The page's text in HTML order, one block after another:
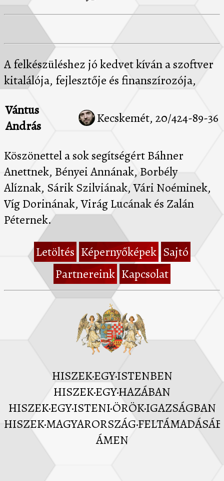
A felkészüléshez jó kedvet kíván a szoftver
kitalálója, fejlesztője és finanszírozója,
Vántus
András
Kecskemét, 20/424-89-36
Köszönettel a sok segítségért Báhner
Anettnek, Bényei Annának, Borbély
Alíznak, Sárik Szilviának, Vári Noéminek,
Víg Dorinának, Virág Lucának és Zalán
Péternek.
Letöltés Képernyőképek Sajtó
Partnereink Kapcsolat
HISZEK·EGY·ISTENBEN
HISZEK·EGY·HAZÁBAN
HISZEK·EGY·ISTENI·ÖRÖK·IGAZSÁGBAN
ÁMEN